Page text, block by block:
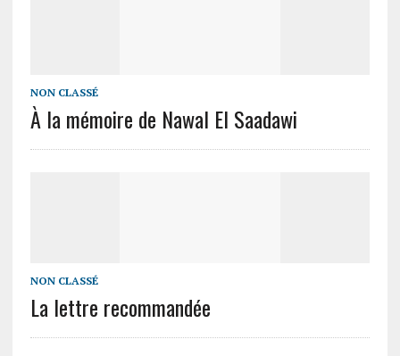
NON CLASSÉ
À la mémoire de Nawal El Saadawi
NON CLASSÉ
La lettre recommandée